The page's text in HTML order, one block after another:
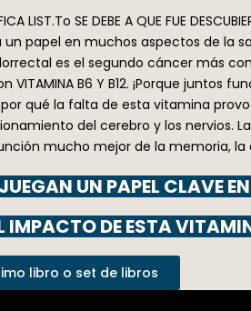
LIST.To SE DEBE A QUE FUE
papel en muchos aspectos de la
es el segundo cáncer más
VITAMINA B6 Y B12. ¡Porque
qué la falta de esta vitamina
del cerebro y los nervios.
mucho mejor de la memoria,
UN PAPEL CLAVE
DE ESTA
libro o set de libros